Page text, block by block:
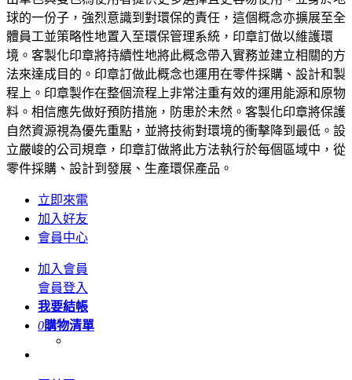
球的一份子，強烈意識到對環保的責任，這個概念亦擴展至全
體員工並策略性地置入至環保管理系統，印章訂做以維護環
境。客製化印章將持續性地將此概念帶入實務並建立相關的方
法來達成目的。印章訂做此概念也運用在零件採購、設計和製
程上。印章製作在整個流程上非常注重有效的運用能源和原物
料。相信應先做好預防措施，防患於未然。客製化印章將保護
自然資源視為優先重點，並將技術對環境的衝擊降到最低。設
立嚴峻的公司規章，印章訂做將此方法執行於每個區域中，從
零件採購、設計到發展、生產環保產品。
立即來電
加入好友
會員中心
加入會員
會員登入
我要結帳
0購物清單